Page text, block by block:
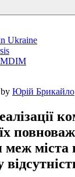
Ukraine
by Юрій Брикайло
меж міста